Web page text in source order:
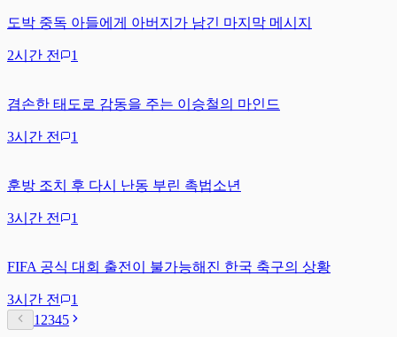
도박 중독 아들에게 아버지가 남긴 마지막 메시지
2시간 전 1
겸손한 태도로 감동을 주는 이승철의 마인드
3시간 전 1
훈방 조치 후 다시 난동 부린 촉법소년
3시간 전 1
FIFA 공식 대회 출전이 불가능해진 한국 축구의 상황
3시간 전
1
1 2345